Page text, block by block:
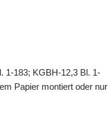
1-183; KGBH-12,3 Bl. 1-
Papier montiert oder nur